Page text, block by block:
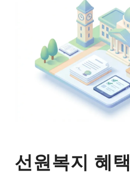
선원복지 혜